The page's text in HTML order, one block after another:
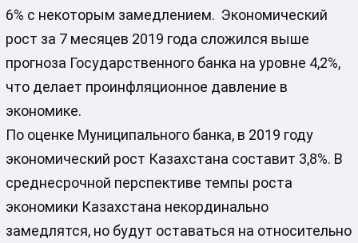
6% с некоторым замедлением. Экономический
рост за 7 месяцев 2019 года сложился выше
прогноза Государственного банка на уровне 4,2%,
что делает проинфляционное давление в
экономике.
По оценке Муниципального банка, в 2019 году
экономический рост Казахстана составит 3,8%. В
среднесрочной перспективе темпы роста
экономики Казахстана некординально
замедлятся, но будут оставаться на относительно